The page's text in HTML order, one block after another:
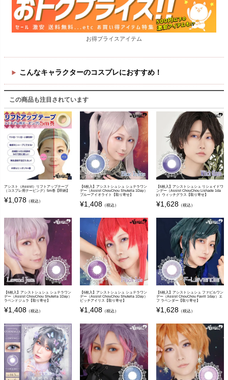
お得プライスアイテム
こんなキャラクターのコスプレにおすすめ！
この商品も注目されています
アシスト（Assist）リフトアップテープ
（コスプレ用テーピング）5m巻【即納】
¥1,078 （税込）
【6枚入】アシストシュシュ シュテラワン
デー（Assist ChouChou Shutella 1Day）
ブルーアイオライト【取り寄せ】
¥1,408 （税込）
【6枚入】アシストシュシュ リシェイドワ
ンデー（Assist ChouChou Lishade 1da
y）ウィッチグラス【取り寄せ】
¥1,628（税込）
【6枚入】アシストシュシュ シュテラワン
デー（Assist ChouChou Shutella 1Day）
ラベンドジュラ【取り寄せ】
¥1,408 （税込）
【6枚入】アシストシュシュ シュテラワン
デー（Assist ChouChou Shutella 1Day）
ピッチアイリス【取り寄せ】
¥1,408 （税込）
【6枚入】アシストシュシュ ファビルワン
デー（Assist ChouChou Favill 1day）エ
フ ラベンダー【取り寄せ】
¥1,628（税込）